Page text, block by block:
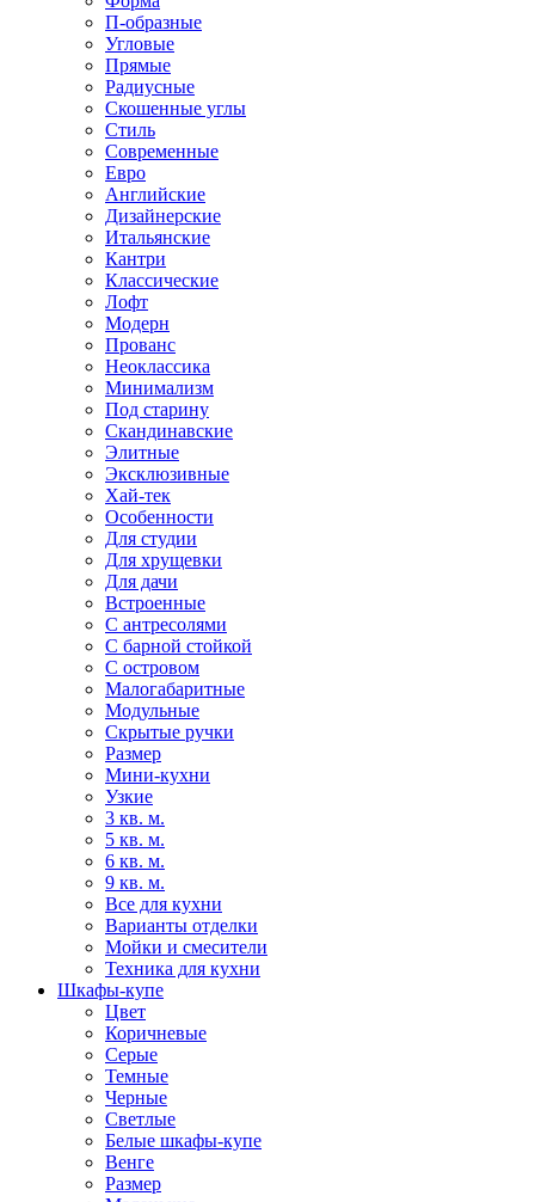
П-образные
Угловые
Прямые
Радиусные
Скошенные углы
Стиль
Современные
Евро
Английские
Дизайнерские
Итальянские
Кантри
Классические
Лофт
Модерн
Прованс
Неоклассика
Минимализм
Под старину
Скандинавские
Элитные
Эксклюзивные
Хай-тек
Особенности
Для студии
Для хрущевки
Для дачи
Встроенные
С антресолями
С барной стойкой
С островом
Малогабаритные
Модульные
Скрытые ручки
Размер
Мини-кухни
Узкие
3 кв. м.
5 кв. м.
6 кв. м.
9 кв. м.
Все для кухни
Варианты отделки
Мойки и смесители
Техника для кухни
Шкафы-купе
Цвет
Коричневые
Серые
Темные
Черные
Светлые
Белые шкафы-купе
Венге
Размер